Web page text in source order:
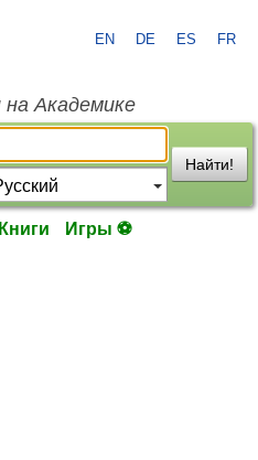
EN DE ES FR
на Академике
Найти!
Книги Игры ⚽